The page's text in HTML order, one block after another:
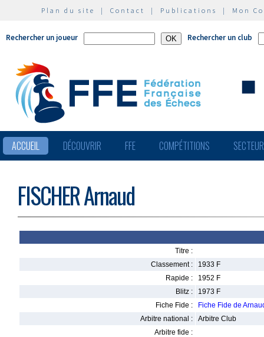
Plan du site | Contact | Publications | Mon
Rechercher un joueur Rechercher un club
ACCUEIL DÉCOUVRIR FFE COMPÉTITIONS
FISCHER Arnaud
Titre :
Classement :
1933 F
Rapide :
1952 F
Blitz :
1973 F
Fiche Fide :
Fiche Fide de
Arbitre national :
Arbitre Club
Arbitre fide :